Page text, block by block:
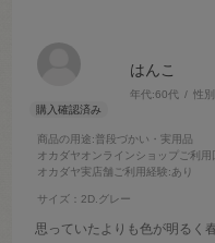
はんこ
年代:60代 性
商品の用途:普段づかい・実用品
オカダヤオンラインショップご利用
オカダヤ実店舗ご利用経験:あり
サイズ：2D.グレー
思っていたよりも色が明るく